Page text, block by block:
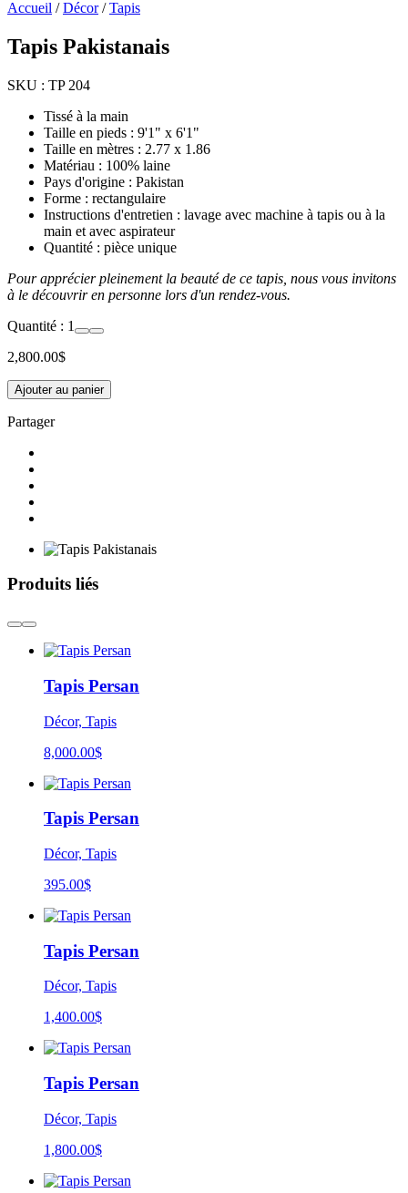
Accueil /Décor/Tapis
Tapis Pakistanais
SKU : TP 204
Tissé à la main
Taille en pieds : 9'1" x 6'1"
Taille en mètres : 2.77 x 1.86
Matériau : 100% laine
Pays d'origine : Pakistan
Forme : rectangulaire
Instructions d'entretien : lavage avec machine à tapis ou à la
main et avec aspirateur
Quantité : pièce unique
Pour apprécier pleinement la beauté de ce tapis, nous vous invitons
à le découvrir en personne lors d'un rendez-vous.
Quantité : 1
2,800.00$
Ajouter au panier
Partager
Produits liés
Tapis Persan
Décor, Tapis
8,000.00$
Tapis Persan
Décor, Tapis
395.00$
Tapis Persan
Décor, Tapis
1,400.00$
Tapis Persan
Décor, Tapis
1,800.00$